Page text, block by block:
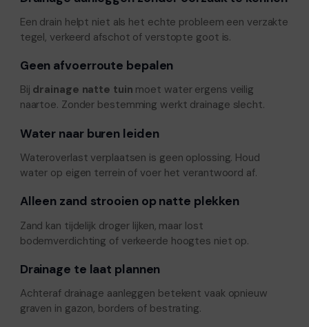
Een drain helpt niet als het echte probleem een verzakte
tegel, verkeerd afschot of verstopte goot is.
Geen afvoerroute bepalen
Bij drainage natte tuin moet water ergens veilig
naartoe. Zonder bestemming werkt drainage slecht.
Water naar buren leiden
Wateroverlast verplaatsen is geen oplossing. Houd
water op eigen terrein of voer het verantwoord af.
Alleen zand strooien op natte plekken
Zand kan tijdelijk droger lijken, maar lost
bodemverdichting of verkeerde hoogtes niet op.
Drainage te laat plannen
Achteraf drainage aanleggen betekent vaak opnieuw
graven in gazon, borders of bestrating.